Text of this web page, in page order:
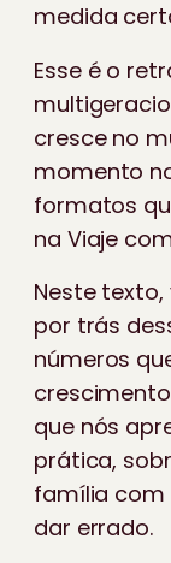
medida
Esse é o
cresce no
momento
formatos
na Viaje
Neste
por trás
números
que nós
prática,
família com
dar errado.